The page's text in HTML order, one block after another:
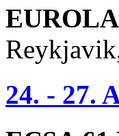
24. - 27.